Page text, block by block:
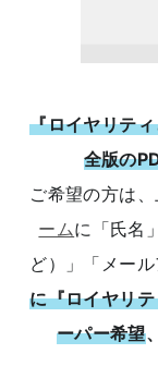
『ロイヤリテ
全版の
ご希望の方は
ームに「氏名
ど）」「メー
に『ロイヤリ
ーパー希望、